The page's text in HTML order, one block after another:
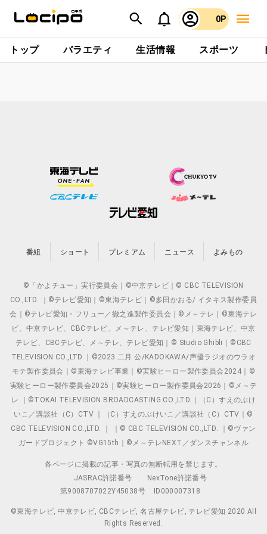
0P
トップ バラエティ 生活情報 スポーツ
番組 ショート プレミアム ニュース よみもの
©「かよチュー」実行委員会｜©中京テレビ｜© CBC TELEVISION
CO.,LTD. ｜©テレビ愛知｜©東海テレビ｜©多田かおる/ イタキス製作委員
会｜©テレビ愛知・フリュー／徹之進製作委員会｜©メ～テレ｜©東海テレ
ビ、中京テレビ、CBCテレビ、メ～テレ、テレビ愛知｜東海テレビ、中京
テレビ、CBCテレビ、メ～テレ、テレビ愛知｜© Studio Ghibli｜©CBC
TELEVISION CO.,LTD.｜©2023 二月 公/KADOKAWA/声優ラジオのウラオ
モテ製作委員会｜©東海テレビ事業｜©実験ヒーロー製作委員会2024｜©
実験ヒーロー製作委員会2025｜©実験ヒーロー製作委員会2026｜©メ～テ
レ ｜©TOKAI TELEVISION BROADCASTING CO.,LTD.｜（C）すえのぶけ
いこ／講談社（C）CTV ｜（C）すえのぶけいこ／講談社（C）CTV｜©
CBC TELEVISION CO.,LTD. ｜ ｜© CBC TELEVISION CO.,LTD. ｜©ヴァン
ガードプロジェクト ©VG15th｜©メ～テレNEXT／ダンスチャンネル
各ページに掲載の記事・写真の無断転用を禁じます。
JASRAC許諾番号
NexTone許諾番号
第9008707022Y45038号
ID000007318
©東海テレビ, 中京テレビ, CBCテレビ, 名古屋テレビ, テレビ愛知 2020 All
Rights Reserved.